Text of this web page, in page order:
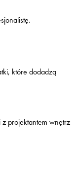
które dodadzą
z projektantem